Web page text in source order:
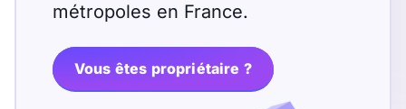
métropoles en France.
Vous êtes propriétaire ?